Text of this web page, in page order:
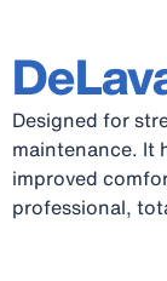
Designed for
maintenance. It
improved
professional,